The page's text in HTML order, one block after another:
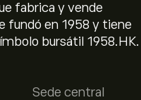
fabrica y vende
fundó en 1958 y tiene
bursátil 1958.HK.
Sede central